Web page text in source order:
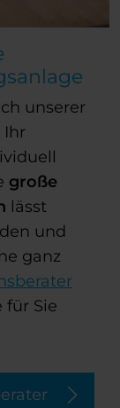
unserer
Ihr
große
lässt
und
ganz
für Sie